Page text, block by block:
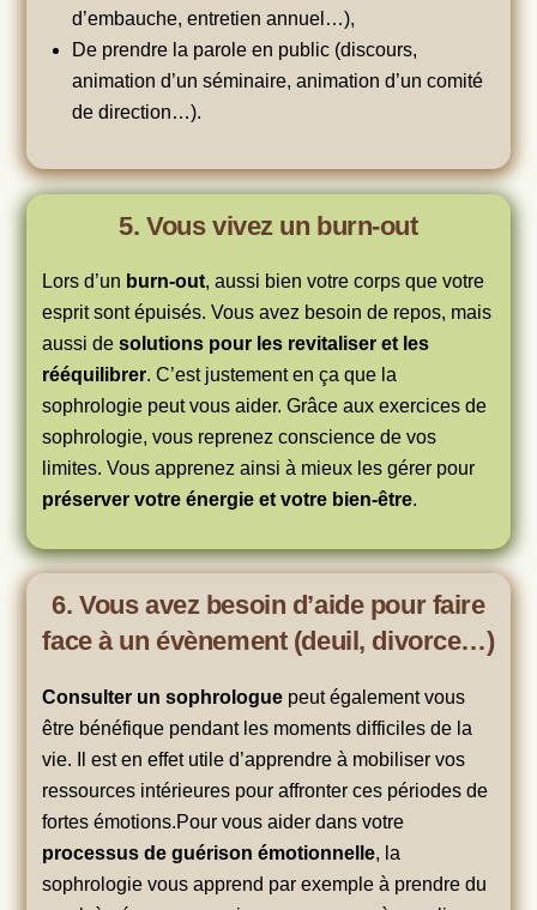
d’embauche, entretien annuel…),
De prendre la parole en public (discours,
animation d’un séminaire, animation d’un comité
de direction…).
5. Vous vivez un burn-out
Lors d’un burn-out, aussi bien votre corps que votre
esprit sont épuisés. Vous avez besoin de repos, mais
aussi de solutions pour les revitaliser et les
rééquilibrer. C’est justement en ça que la
sophrologie peut vous aider. Grâce aux exercices de
sophrologie, vous reprenez conscience de vos
limites. Vous apprenez ainsi à mieux les gérer pour
préserver votre énergie et votre bien-être.
6. Vous avez besoin d’aide pour faire
face à un évènement (deuil, divorce…)
Consulter un sophrologuepeut également vous
être bénéfique pendant les moments difficiles de la
vie. Il est en effet utile d’apprendre à mobiliser vos
ressources intérieures pour affronter ces périodes de
fortes émotions.Pour vous aider dans votre
processus de guérison émotionnelle, la
sophrologie vous apprend par exemple à prendre du